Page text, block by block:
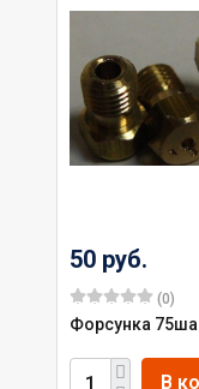
50 руб.
(0)
Форсунка
В